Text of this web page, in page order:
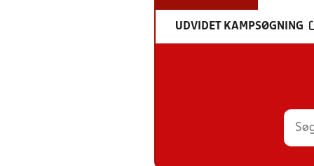
UDVIDET KAMPSØGNING